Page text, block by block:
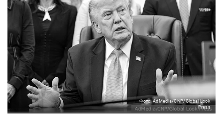
Фото: AdMedia/CNP/Global Look
Press